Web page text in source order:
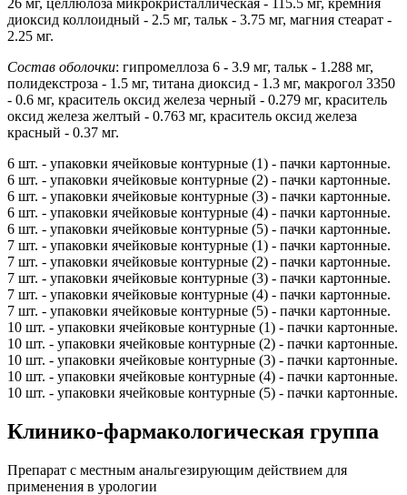
диоксид коллоидный - 2.5 мг, тальк - 3.75 мг, магния стеарат -
2.25 мг.
Состав оболочки: гипромеллоза 6 - 3.9 мг, тальк - 1.288 мг,
полидекстроза - 1.5 мг, титана диоксид - 1.3 мг, макрогол 3350
- 0.6 мг, краситель оксид железа черный - 0.279 мг, краситель
оксид железа желтый - 0.763 мг, краситель оксид железа
красный - 0.37 мг.
6 шт. - упаковки ячейковые контурные (1) - пачки картонные.
6 шт. - упаковки ячейковые контурные (2) - пачки картонные.
6 шт. - упаковки ячейковые контурные (3) - пачки картонные.
6 шт. - упаковки ячейковые контурные (4) - пачки картонные.
6 шт. - упаковки ячейковые контурные (5) - пачки картонные.
7 шт. - упаковки ячейковые контурные (1) - пачки картонные.
7 шт. - упаковки ячейковые контурные (2) - пачки картонные.
7 шт. - упаковки ячейковые контурные (3) - пачки картонные.
7 шт. - упаковки ячейковые контурные (4) - пачки картонные.
7 шт. - упаковки ячейковые контурные (5) - пачки картонные.
10 шт. - упаковки ячейковые контурные (1) - пачки картонные.
10 шт. - упаковки ячейковые контурные (2) - пачки картонные.
10 шт. - упаковки ячейковые контурные (3) - пачки картонные.
10 шт. - упаковки ячейковые контурные (4) - пачки картонные.
10 шт. - упаковки ячейковые контурные (5) - пачки картонные.
Клинико-фармакологическая группа
Препарат с местным анальгезирующим действием для
применения в урологии